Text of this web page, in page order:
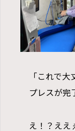
「これで
プレスが完
え！？ええ